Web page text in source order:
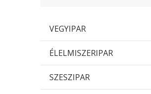
VEGYIPAR
ÉLELMISZERIPAR
SZESZIPAR